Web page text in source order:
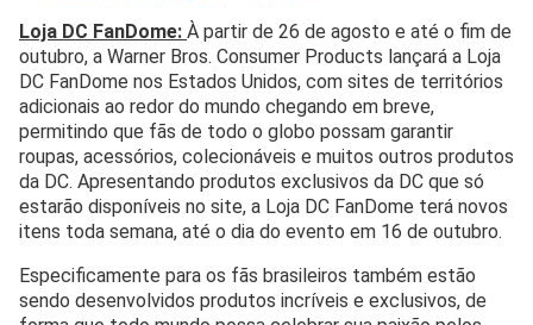
Loja DC FanDome: À partir de 26 de agosto e até o fim de
outubro, a Warner Bros. Consumer Products lançará a Loja
DC FanDome nos Estados Unidos, com sites de territórios
adicionais ao redor do mundo chegando em breve,
permitindo que fãs de todo o globo possam garantir
roupas, acessórios, colecionáveis e muitos outros produtos
da DC. Apresentando produtos exclusivos da DC que só
estarão disponíveis no site, a Loja DC FanDome terá novos
itens toda semana, até o dia do evento em 16 de outubro.
Especificamente para os fãs brasileiros também estão
sendo desenvolvidos produtos incríveis e exclusivos, de